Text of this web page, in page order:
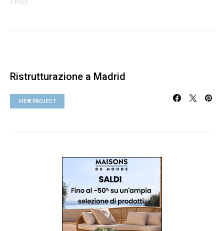
1 POST
Ristrutturazione a Madrid
VIEW PROJECT